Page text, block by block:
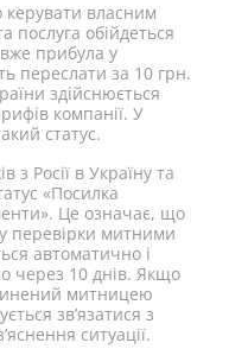
керувати власним
послуга обійдеться
прибула у
переслати за 10 грн.
здійснюється
компанії. У
статус.
з Росії в Україну та
«Посилка
Це означає, що
перевірки митними
автоматично і
через 10 днів. Якщо
митницею
зв’язатися з
ситуації.